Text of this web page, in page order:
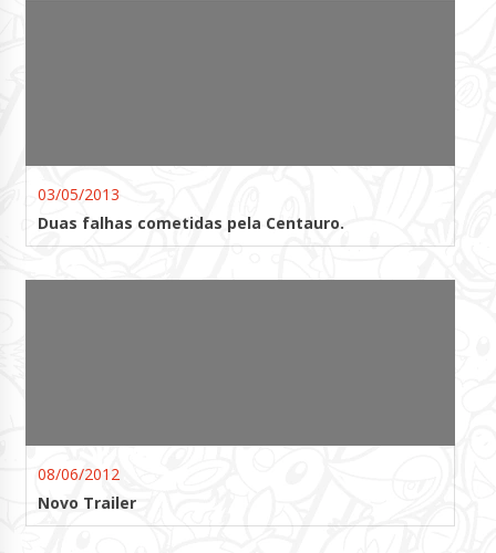
03/05/2013
Duas falhas cometidas pela Centauro.
08/06/2012
Novo Trailer